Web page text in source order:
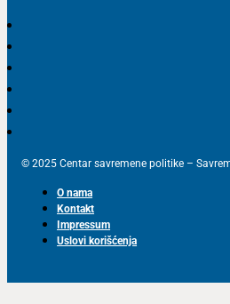
© 2025 Centar savremene politike –
O nama
Kontakt
Impressum
Uslovi korišćenja